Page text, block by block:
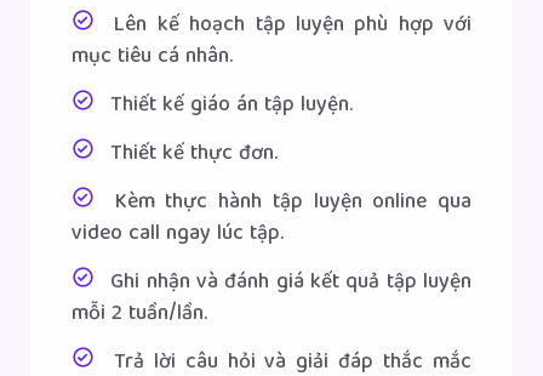
Lên kế hoạch tập luyện phù hợp với
mục tiêu cá nhân.
Thiết kế giáo án tập luyện.
Thiết kế thực đơn.
Kèm thực hành tập luyện online qua
video call ngay lúc tập.
Ghi nhận và đánh giá kết quả tập luyện
mỗi 2 tuần/lần.
Trả lời câu hỏi và giải đáp thắc mắc